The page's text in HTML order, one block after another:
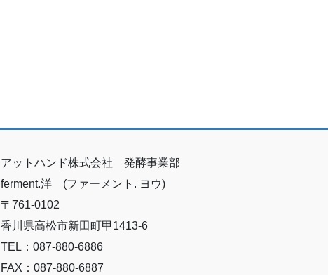
アットハンド株式会社 発酵事業部
ferment.洋 (ファーメント. ヨウ)
〒761-0102
香川県高松市新田町甲1413-6
TEL：087-880-6886
FAX：087-880-6887